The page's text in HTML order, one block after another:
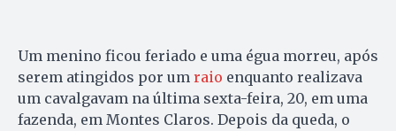
Um menino ficou feriado e uma égua morreu, após
serem atingidos por um raio enquanto realizava
um cavalgavam na última sexta-feira, 20, em uma
fazenda, em Montes Claros. Depois da queda, o